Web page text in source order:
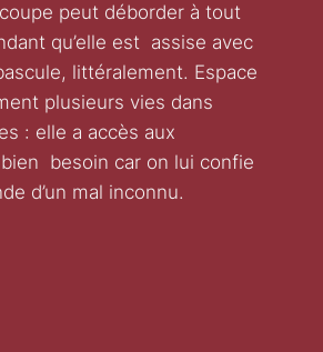
peut déborder à tout
qu’elle est assise avec
littéralement. Espace
plusieurs vies dans
: elle a accès aux
bien besoin car on lui confie
d’un mal inconnu.